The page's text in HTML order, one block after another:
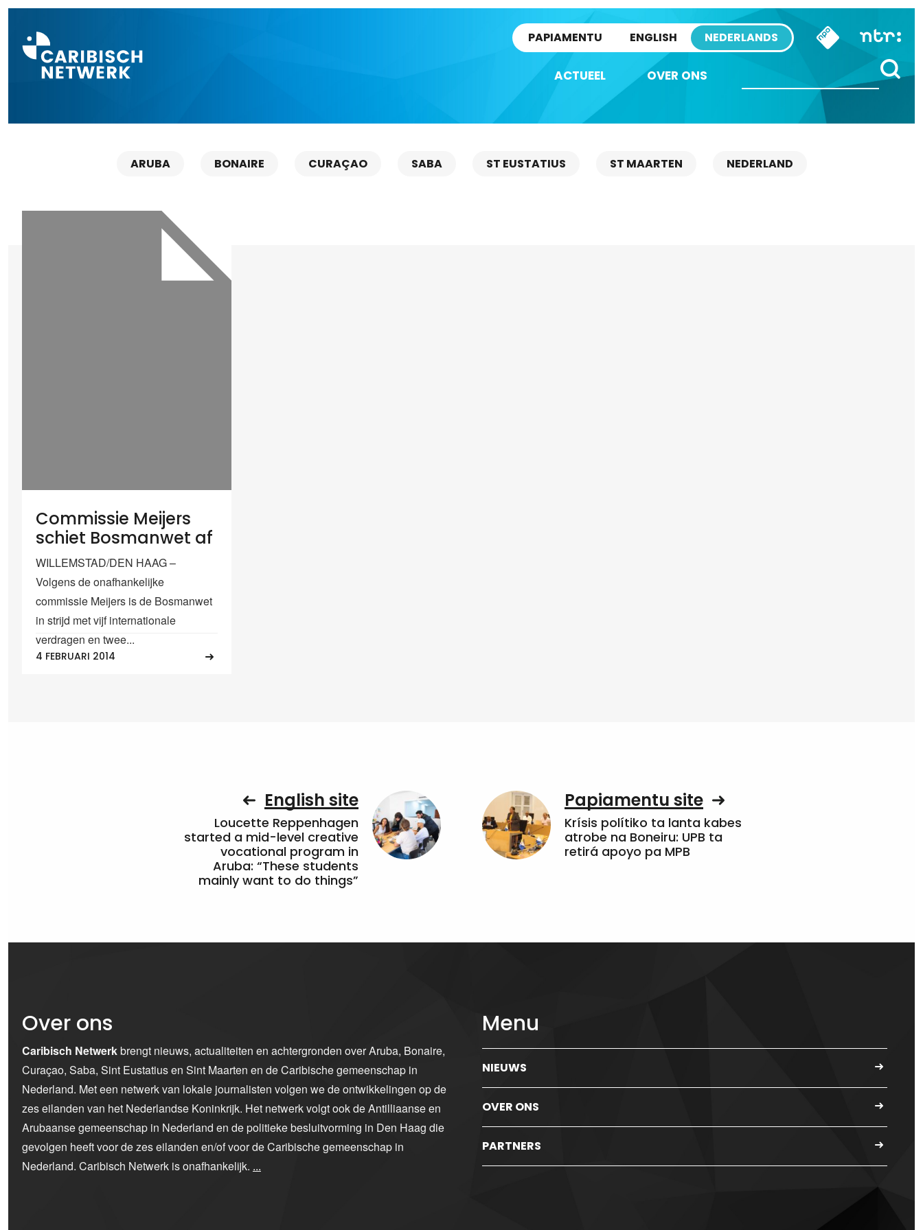
PAPIAMENTU ENGLISH NEDERLANDS
ACTUEEL OVER ONS
ARUBA BONAIRE CURAÇAO SABA ST EUSTATIUS ST MAARTEN NEDERLAND
Commissie Meijers
schiet Bosmanwet af
WILLEMSTAD/DEN HAAG –
Volgens de onafhankelijke
commissie Meijers is de Bosmanwet
in strijd met vijf internationale
verdragen en twee...
4 FEBRUARI 2014
English site
Loucette Reppenhagen
started a mid-level creative
vocational program in
Aruba: “These students
mainly want to do things”
Papiamentu site
Krísis polítiko ta lanta kabes
atrobe na Boneiru: UPB ta
retirá apoyo pa MPB
Over ons
Caribisch Netwerkbrengt nieuws, actualiteiten en achtergronden over Aruba, Bonaire,
Curaçao, Saba, Sint Eustatius en Sint Maarten en de Caribische gemeenschap in
Nederland. Met een netwerk van lokale journalisten volgen we de ontwikkelingen op de
zes eilanden van het Nederlandse Koninkrijk. Het netwerk volgt ook de Antilliaanse en
Arubaanse gemeenschap in Nederland en de politieke besluitvorming in Den Haag die
gevolgen heeft voor de zes eilanden en/of voor de Caribische gemeenschap in
Nederland. Caribisch Netwerk is onafhankelijk. ...
Menu
NIEUWS
OVER ONS
PARTNERS